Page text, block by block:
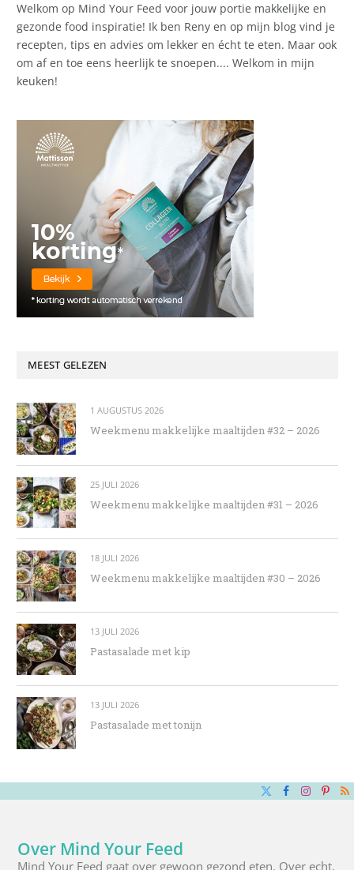
Welkom op Mind Your Feed voor jouw portie makkelijke en
gezonde food inspiratie! Ik ben Reny en op mijn blog vind je
recepten, tips en advies om lekker en écht te eten. Maar ook
om af en toe eens heerlijk te snoepen.... Welkom in mijn
keuken!
MEEST GELEZEN
1 AUGUSTUS 2026
Weekmenu makkelijke maaltijden #32 – 2026
25 JULI 2026
Weekmenu makkelijke maaltijden #31 – 2026
18 JULI 2026
Weekmenu makkelijke maaltijden #30 – 2026
13 JULI 2026
Pastasalade met kip
13 JULI 2026
Pastasalade met tonijn
X
Facebook
Over Mind Your Feed
Mind Your Feed gaat over gewoon gezond eten. Over echt,